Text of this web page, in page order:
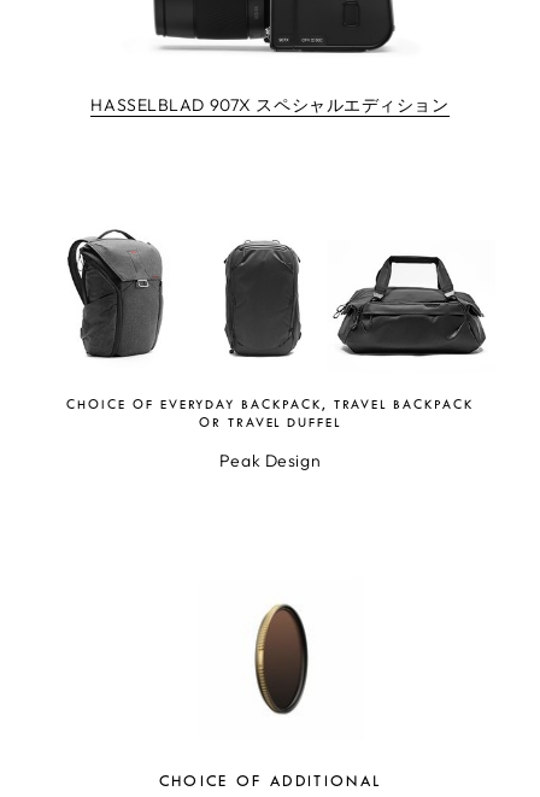
HASSELBLAD 907X スペシャルエディション
CHOICE OF EVERYDAY BACKPACK, TRAVEL BACKPACK
OR TRAVEL DUFFEL
Peak Design
CHOICE OF ADDITIONAL